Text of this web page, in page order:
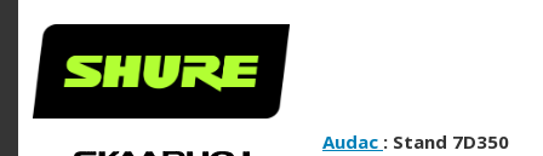
Audac : Stand 7D350